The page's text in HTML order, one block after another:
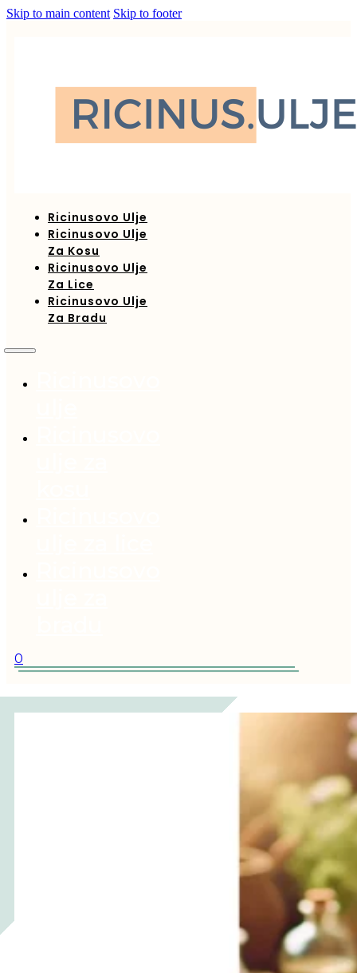
Skip to main content Skip to footer
Ricinusovo Ulje
Ricinusovo Ulje
Za Kosu
Ricinusovo Ulje
Za Lice
Ricinusovo Ulje
Za Bradu
0